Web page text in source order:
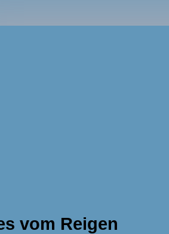
vom Reigen